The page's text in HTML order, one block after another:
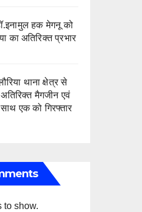
हक मेगनू को
का अतिरिक्त प्रभार
थाना क्षेत्र से
मैगजीन एवं
एक को गिरफ्तार
to show.